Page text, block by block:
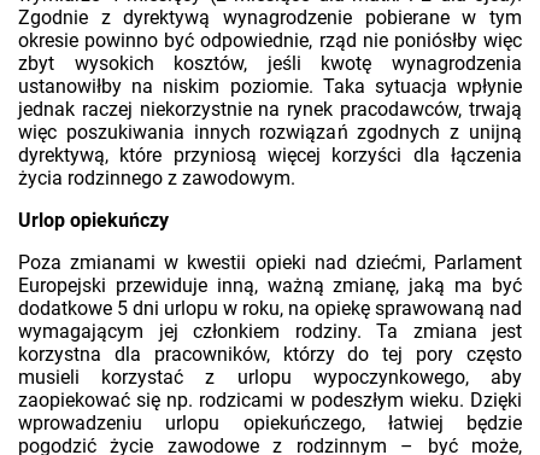
Zgodnie z dyrektywą wynagrodzenie pobierane w tym
okresie powinno być odpowiednie, rząd nie poniósłby więc
zbyt wysokich kosztów, jeśli kwotę wynagrodzenia
ustanowiłby na niskim poziomie. Taka sytuacja wpłynie
jednak raczej niekorzystnie na rynek pracodawców, trwają
więc poszukiwania innych rozwiązań zgodnych z unijną
dyrektywą, które przyniosą więcej korzyści dla łączenia
życia rodzinnego z zawodowym.
Urlop opiekuńczy
Poza zmianami w kwestii opieki nad dziećmi, Parlament
Europejski przewiduje inną, ważną zmianę, jaką ma być
dodatkowe 5 dni urlopu w roku, na opiekę sprawowaną nad
wymagającym jej członkiem rodziny. Ta zmiana jest
korzystna dla pracowników, którzy do tej pory często
musieli korzystać z urlopu wypoczynkowego, aby
zaopiekować się np. rodzicami w podeszłym wieku. Dzięki
wprowadzeniu urlopu opiekuńczego, łatwiej będzie
pogodzić życie zawodowe z rodzinnym – być może,